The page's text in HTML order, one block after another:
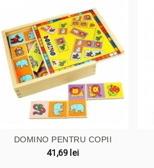
DOMINO PENTRU COPII
41,69 lei